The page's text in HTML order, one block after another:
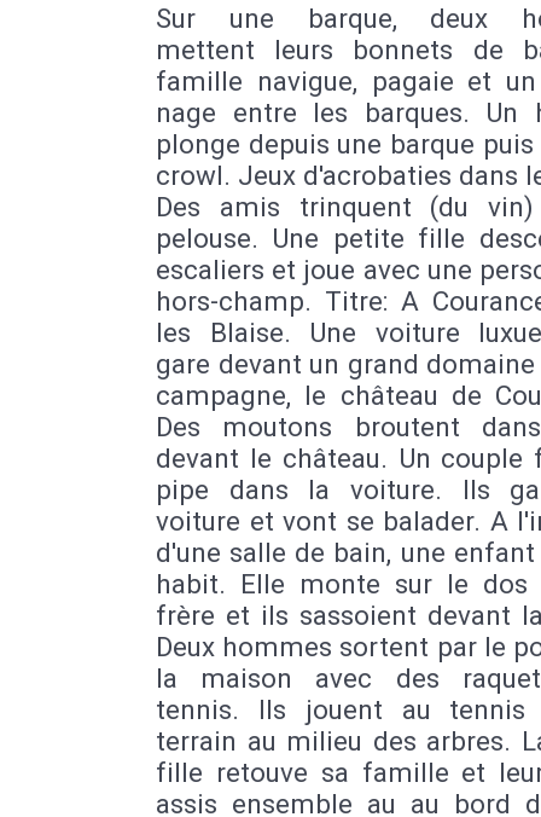
Sur une barque, deux
mettent leurs bonnets de
famille navigue, pagaie et
nage entre les barques. Un
plonge depuis une barque
crowl. Jeux d'acrobaties dans
Des amis trinquent (du
pelouse. Une petite fille
escaliers et joue avec une
hors-champ. Titre: A
les Blaise. Une voiture
gare devant un grand
campagne, le château de
Des moutons broutent
devant le château. Un couple
pipe dans la voiture. Ils
voiture et vont se balader. A
d'une salle de bain, une
habit. Elle monte sur le dos
frère et ils sassoient devant
Deux hommes sortent par le
la maison avec des
tennis. Ils jouent au tennis
terrain au milieu des arbres.
fille retouve sa famille et
assis ensemble au au bord